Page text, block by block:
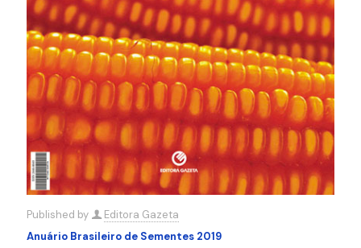
Published by
Editora Gazeta
Anuário Brasileiro de Sementes 2019